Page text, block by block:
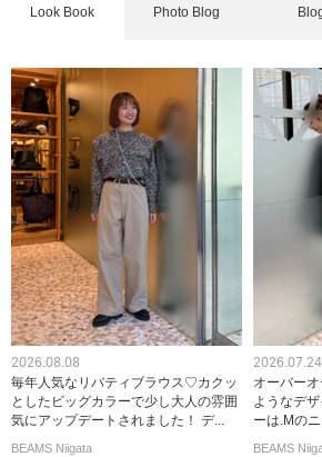
Look Book Photo Blog
2026.08.08
毎年人気なリバティブラウス♡カクッ
としたビッグカラーで少し大人の雰囲
気にアップデートされました！ デ...
BEAMS Niigata
2026.07.24
オーバー
ようなデ
ーは.Mの
BEAMS